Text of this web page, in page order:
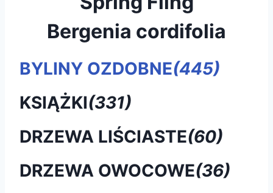
Bergenia cordifolia
BYLINY OZDOBNE(445)
KSIĄŻKI(331)
DRZEWA LIŚCIASTE(60)
DRZEWA OWOCOWE(36)